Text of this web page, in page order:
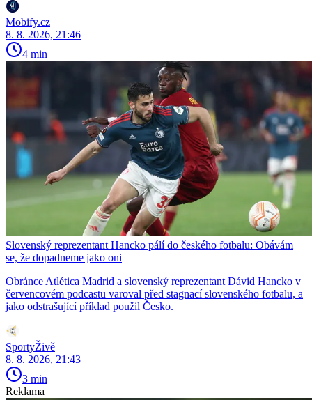
Mobify.cz
8. 8. 2026, 21:46
4 min
Slovenský reprezentant Hancko pálí do českého fotbalu: Obávám
se, že dopadneme jako oni
Obránce Atlética Madrid a slovenský reprezentant Dávid Hancko v
červencovém podcastu varoval před stagnací slovenského fotbalu, a
jako odstrašující příklad použil Česko.
SportyŽivě
8. 8. 2026, 21:43
3 min
Reklama